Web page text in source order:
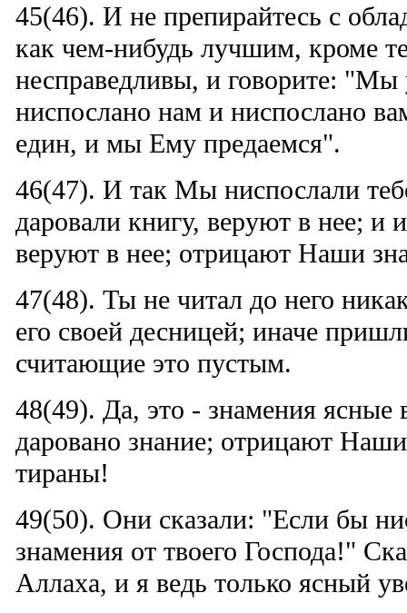
45(46). И не препирайтесь с
как чем-нибудь лучшим, кроме
несправедливы, и говорите: "Мы
ниспослано нам и ниспослано
един, и мы Ему предаемся".
46(47). И так Мы ниспослали
даровали книгу, веруют в нее; и
веруют в нее; отрицают Наши
47(48). Ты не читал до него
его своей десницей; иначе
считающие это пустым.
48(49). Да, это - знамения ясные
даровано знание; отрицают
тираны!
49(50). Они сказали: "Если бы
знамения от твоего Господа!"
Аллаха, и я ведь только ясный